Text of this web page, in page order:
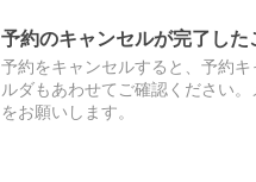
予約のキャンセルが完了し
予約をキャンセルすると、予約
ルダもあわせてご確認ください
をお願いします。